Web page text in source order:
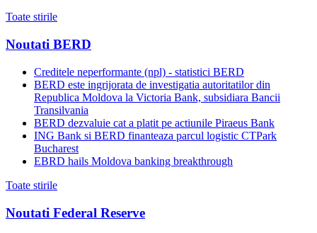
Toate stirile
Noutati BERD
Creditele neperformante (npl) - statistici BERD
BERD este ingrijorata de investigatia autoritatilor din
Republica Moldova la Victoria Bank, subsidiara Bancii
Transilvania
BERD dezvaluie cat a platit pe actiunile Piraeus Bank
ING Bank si BERD finanteaza parcul logistic CTPark
Bucharest
EBRD hails Moldova banking breakthrough
Toate stirile
Noutati Federal Reserve